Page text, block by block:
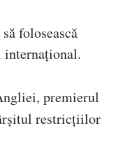
folosească
internațional.
premierul
restricțiilor